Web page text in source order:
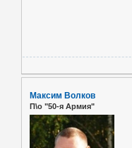
Максим Волков
П\о "50-я Армия"